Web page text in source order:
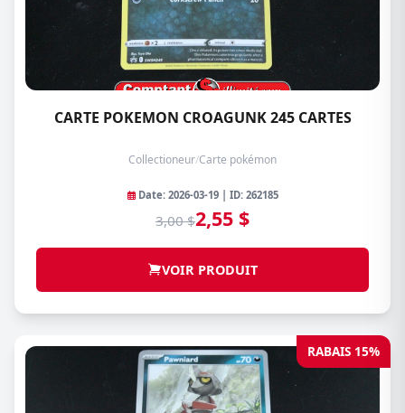
CARTE POKEMON CROAGUNK 245 CARTES
Collectioneur/Carte pokémon
Date: 2026-03-19 | ID: 262185
3,00 $2,55 $
VOIR PRODUIT
RABAIS 15%